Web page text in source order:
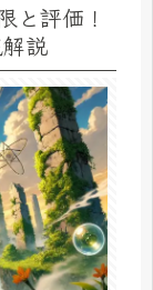
と評価！
説